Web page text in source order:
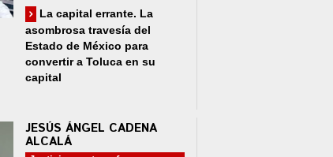
La capital errante. La
asombrosa travesía del
Estado de México para
convertir a Toluca en su
capital
JESÚS ÁNGEL CADENA
ALCALÁ